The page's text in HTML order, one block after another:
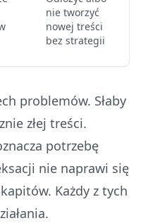
nie tworzyć
nowej treści
bez strategii
problemów. Słaby
złej treści.
potrzebę
nie naprawi się
Każdy z tych